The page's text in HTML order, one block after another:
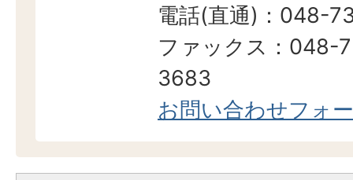
電話(直通)：048-
ファックス：048-
3683
お問い合わせフォ